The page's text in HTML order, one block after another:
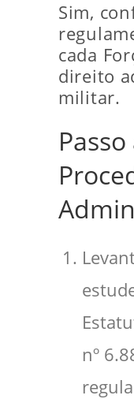
Sim,
cada
direito
militar.
nº